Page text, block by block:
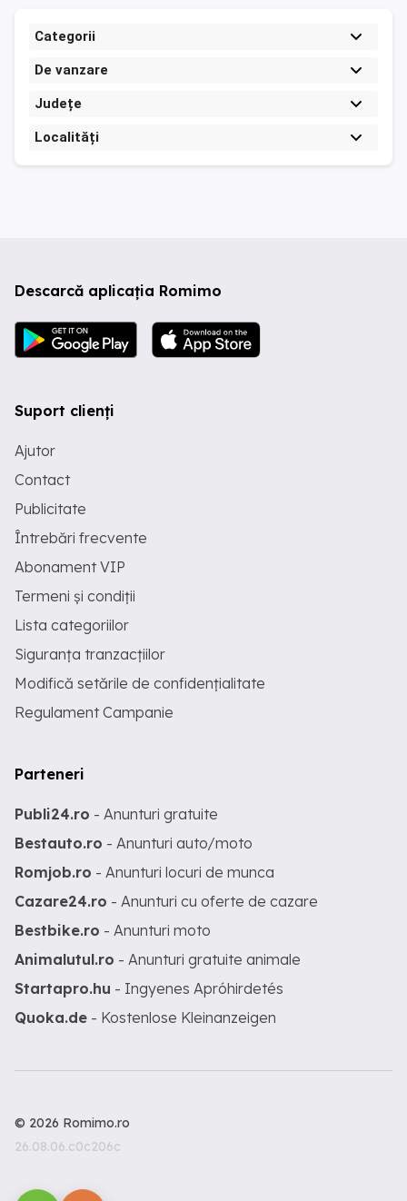
Categorii
De vanzare
Județe
Localități
Descarcă aplicația Romimo
Suport clienți
Ajutor
Contact
Publicitate
Întrebări frecvente
Abonament VIP
Termeni și condiții
Lista categoriilor
Siguranța tranzacțiilor
Modifică setările de confidențialitate
Regulament Campanie
Parteneri
Publi24.ro - Anunturi gratuite
Bestauto.ro - Anunturi auto/moto
Romjob.ro - Anunturi locuri de munca
Cazare24.ro - Anunturi cu oferte de cazare
Bestbike.ro - Anunturi moto
Animalutul.ro - Anunturi gratuite animale
Startapro.hu - Ingyenes Apróhirdetés
Quoka.de - Kostenlose Kleinanzeigen
© 2026 Romimo.ro
26.08.06.c0c206c